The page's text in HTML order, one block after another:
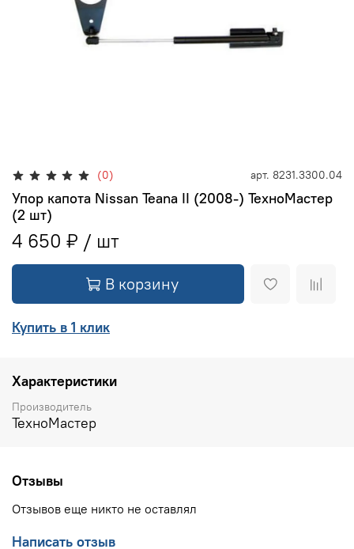
(0) арт. 8231.3300.04
Упор капота Nissan Teana II (2008-) ТехноМастер
(2 шт)
4 650 ₽
В корзину
Купить в 1 клик
Характеристики
Производитель
ТехноМастер
Отзывы
Отзывов еще никто не оставлял
Написать отзыв